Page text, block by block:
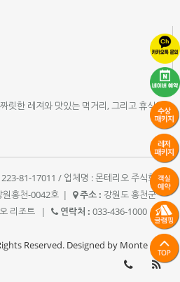
릿한 레져와 맛있는 먹거리, 그리고 휴식이
81-17011 / 업체명 : 몬테리오 주식회사
홍천-0042호 | 주소 : 강원도 홍천군
리조트
| 연락처 : 033-436-1000
|
Reserved. Designed by Monte rio.